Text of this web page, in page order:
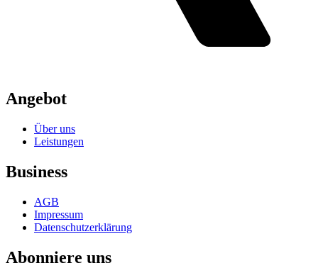
Angebot
Über uns
Leistungen
Business
AGB
Impressum
Datenschutzerklärung
Abonniere uns